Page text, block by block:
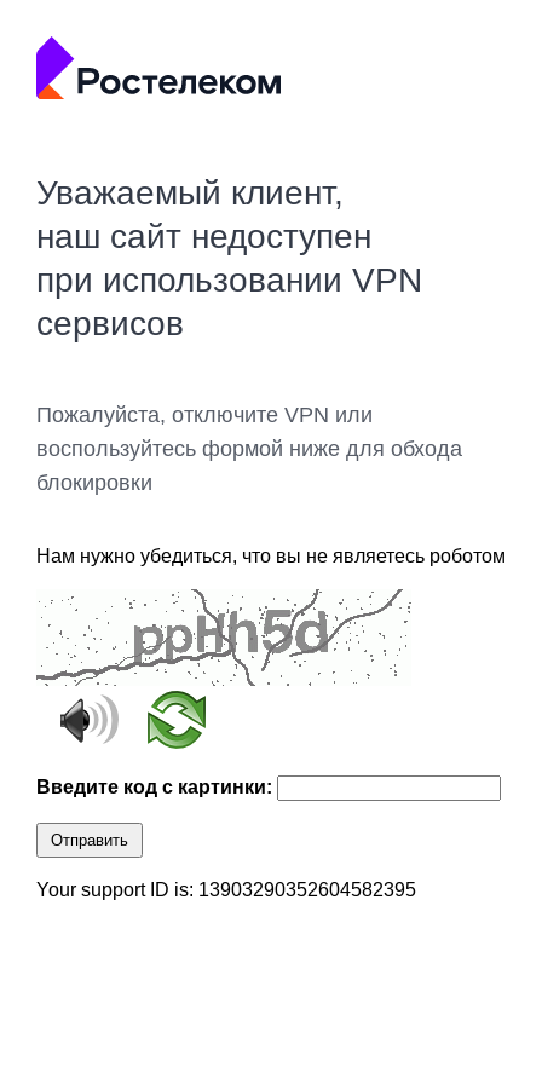
Уважаемый клиент,
наш сайт недоступен
при использовании VPN
сервисов
Пожалуйста, отключите VPN или
воспользуйтесь формой ниже для обхода
блокировки
Нам нужно убедиться, что вы не являетесь роботом
Введите код с картинки:
Отправить
Your support ID is: 13903290352604582395